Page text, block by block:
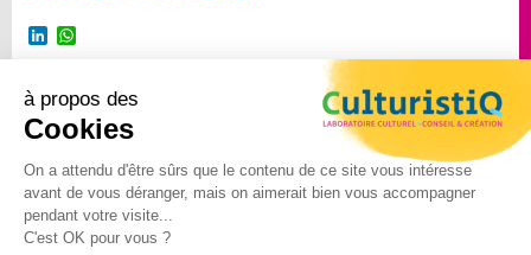
LinkedIn
Suivre Culturistiq
©2024 – CulturistiQ – Tous
droits réservés –Mentions
à propos des
Cookies
On a attendu d'être sûrs que le contenu de ce site vous intéresse
avant de vous déranger, mais on aimerait bien vous accompagner
pendant votre visite...
C'est OK pour vous ?